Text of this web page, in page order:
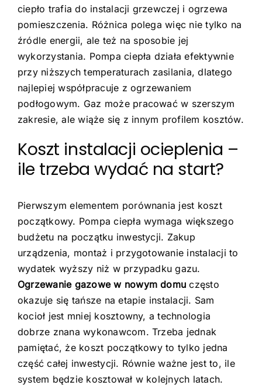
ciepło trafia do instalacji grzewczej i ogrzewa
pomieszczenia. Różnica polega więc nie tylko na
źródle energii, ale też na sposobie jej
wykorzystania. Pompa ciepła działa efektywnie
przy niższych temperaturach zasilania, dlatego
najlepiej współpracuje z ogrzewaniem
podłogowym. Gaz może pracować w szerszym
zakresie, ale wiąże się z innym profilem kosztów.
Koszt instalacji ocieplenia –
ile trzeba wydać na start?
Pierwszym elementem porównania jest koszt
początkowy. Pompa ciepła wymaga większego
budżetu na początku inwestycji. Zakup
urządzenia, montaż i przygotowanie instalacji to
wydatek wyższy niż w przypadku gazu.
Ogrzewanie gazowe w nowym domu często
okazuje się tańsze na etapie instalacji. Sam
kocioł jest mniej kosztowny, a technologia
dobrze znana wykonawcom. Trzeba jednak
pamiętać, że koszt początkowy to tylko jedna
część całej inwestycji. Równie ważne jest to, ile
system będzie kosztował w kolejnych latach.